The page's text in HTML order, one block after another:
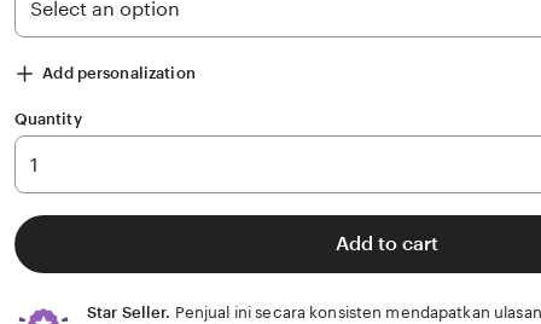
Add personalization
Quantity
Add to cart
Star Seller. Penjual ini secara konsisten mendapatkan